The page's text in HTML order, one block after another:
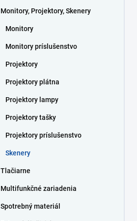
Monitory, Projektory, Skenery
Monitory
Monitory príslušenstvo
Projektory
Projektory plátna
Projektory lampy
Projektory tašky
Projektory príslušenstvo
Skenery
Tlačiarne
Multifunkčné zariadenia
Spotrebný materiál